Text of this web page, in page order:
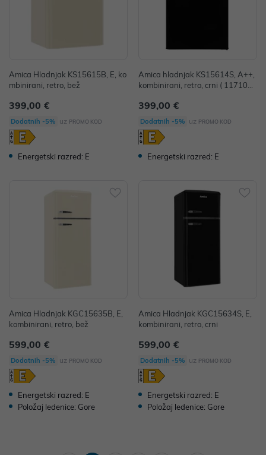
Amica Hladnjak KS15615B, E, ko
mbinirani, retro, bež
399,00 €
Dodatnih -5% uz PROMO KOD
Energetski razred: E
Amica hladnjak KS15614S, A++,
kombinirani, retro, crni ( 1171098
399,00 €
Dodatnih -5% uz PROMO KOD
Energetski razred: E
Amica Hladnjak KGC15635B, E,
kombinirani, retro, bež
599,00 €
Dodatnih -5% uz PROMO KOD
Energetski razred: E
Položaj ledenice: Gore
Amica Hladnjak KGC15634S, E,
kombinirani, retro, crni
599,00 €
Dodatnih -5% uz PROMO KOD
Energetski razred: E
Položaj ledenice: Gore